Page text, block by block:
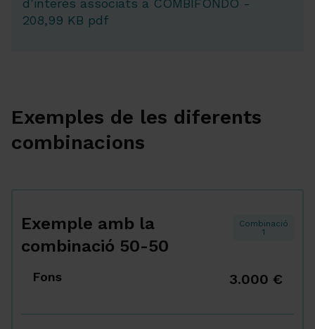
208,99 KB pdf
Exemples de les diferents
combinacions
Exemple amb la
combinació 50-50
Combinació
1
Fons 3.000 €